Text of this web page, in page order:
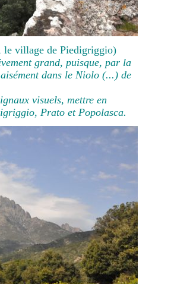
le village de Piedigriggio)
grand, puisque, par la
dans le Niolo (...) de
visuels, mettre en
Prato et Popolasca.